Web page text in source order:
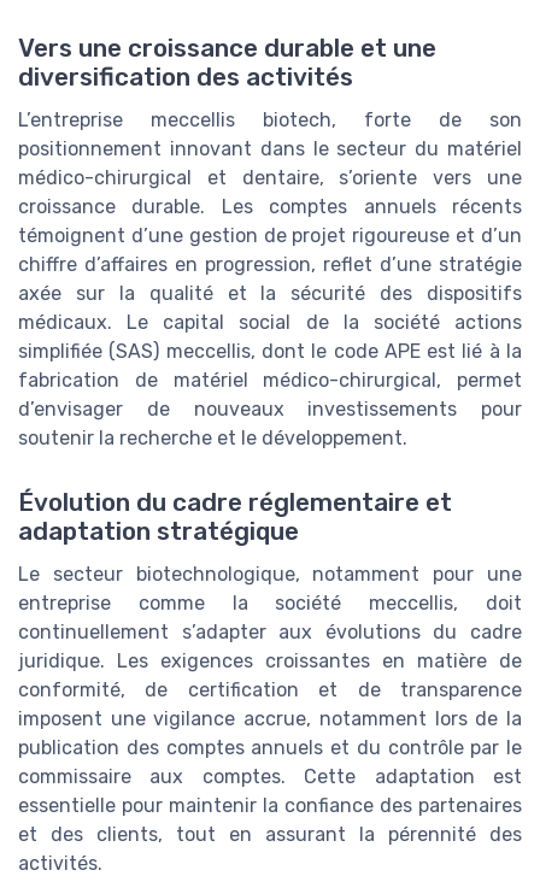
Vers une croissance durable et une
diversification des activités
L’entreprise meccellis biotech, forte de son
positionnement innovant dans le secteur du matériel
médico-chirurgical et dentaire, s’oriente vers une
croissance durable. Les comptes annuels récents
témoignent d’une gestion de projet rigoureuse et d’un
chiffre d’affaires en progression, reflet d’une stratégie
axée sur la qualité et la sécurité des dispositifs
médicaux. Le capital social de la société actions
simplifiée (SAS) meccellis, dont le code APE est lié à la
fabrication de matériel médico-chirurgical, permet
d’envisager de nouveaux investissements pour
soutenir la recherche et le développement.
Évolution du cadre réglementaire et
adaptation stratégique
Le secteur biotechnologique, notamment pour une
entreprise comme la société meccellis, doit
continuellement s’adapter aux évolutions du cadre
juridique. Les exigences croissantes en matière de
conformité, de certification et de transparence
imposent une vigilance accrue, notamment lors de la
publication des comptes annuels et du contrôle par le
commissaire aux comptes. Cette adaptation est
essentielle pour maintenir la confiance des partenaires
et des clients, tout en assurant la pérennité des
activités.